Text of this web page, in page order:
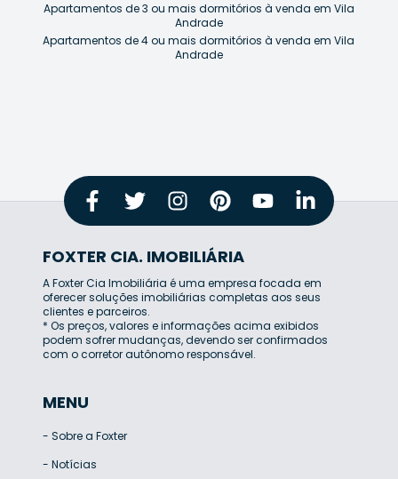
Apartamentos de 3 ou mais dormitórios à venda em Vila
Andrade
Apartamentos de 4 ou mais dormitórios à venda em Vila
Andrade
FOXTER CIA. IMOBILIÁRIA
A Foxter Cia Imobiliária é uma empresa focada em
oferecer soluções imobiliárias completas aos seus
clientes e parceiros.
* Os preços, valores e informações acima exibidos
podem sofrer mudanças, devendo ser confirmados
com o corretor autônomo responsável.
MENU
- Sobre a Foxter
- Notícias